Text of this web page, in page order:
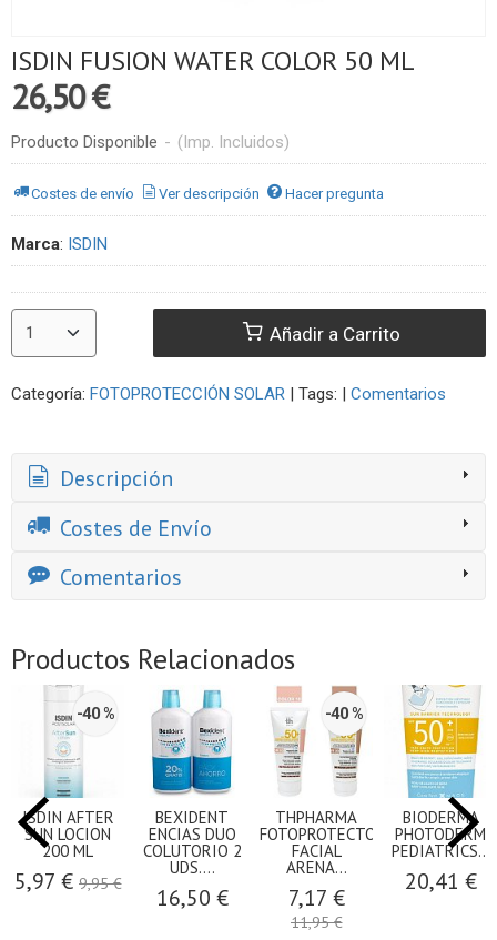
ISDIN FUSION WATER COLOR 50 ML
26,50 €
Producto Disponible - (Imp. Incluidos)
Costes de envío Ver descripción Hacer pregunta
Marca: ISDIN
Añadir a Carrito
Categoría: FOTOPROTECCIÓN SOLAR | Tags: | Comentarios
Descripción
Costes de Envío
Comentarios
Productos Relacionados
-40 %
ISDIN AFTER
SUN LOCION
200 ML
5,97 € 9,95 €
BEXIDENT
ENCIAS DUO
COLUTORIO 2
UDS....
16,50 €
-40 %
THPHARMA
FOTOPROTECTOR
FACIAL
ARENA...
7,17 €
11,95 €
BIODERMA
PHOTODERM
PEDIATRICS...
20,41 €